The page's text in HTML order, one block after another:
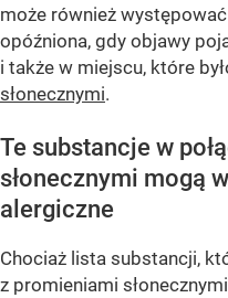
może również
opóźniona, gdy objawy
i także w miejscu, które
słonecznymi.
Te substancje w
słonecznymi mogą
alergiczne
Chociaż lista substancji,
z promieniami